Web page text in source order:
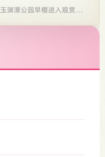
玉渊潭公园早樱进入观赏期